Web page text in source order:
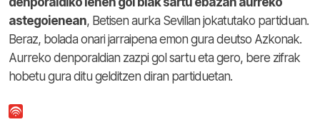
astegoienean, Betisen aurka Sevillan jokatutako partiduan.
Beraz, bolada onari jarraipena emon gura deutso Azkonak.
Aurreko denporaldian zazpi gol sartu eta gero, bere zifrak
hobetu gura ditu gelditzen diran partiduetan.